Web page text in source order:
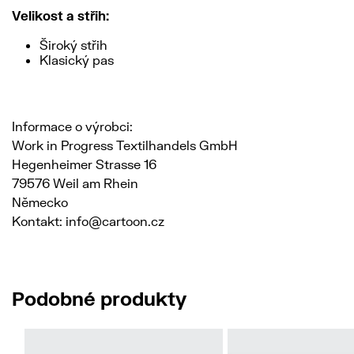
Velikost a střih:
Široký střih
Klasický pas
Informace o výrobci:
Work in Progress Textilhandels GmbH
Hegenheimer Strasse 16
79576 Weil am Rhein
Německo
Kontakt: info@cartoon.cz
Podobné produkty